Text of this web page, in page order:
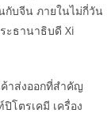
กับจีน ภายในไม่กี่วัน
ะธานาธิบดี Xi
าส่งออกที่สำคัญ
โตรเคมี เครื่อง